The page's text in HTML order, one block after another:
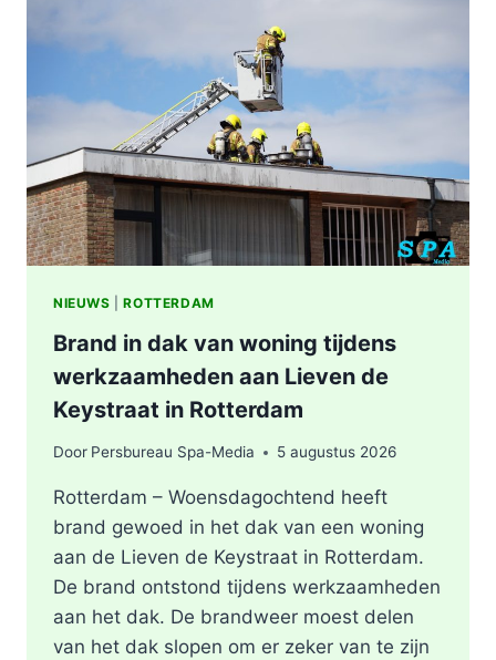
SENIORENFLAT
WATERTORENWEG
IN
ROTTERDAM
NIEUWS |ROTTERDAM
Brand in dak van woning tijdens
werkzaamheden aan Lieven de
Keystraat in Rotterdam
Door Persbureau Spa-Media 5 augustus 2026
Rotterdam – Woensdagochtend heeft
brand gewoed in het dak van een woning
aan de Lieven de Keystraat in Rotterdam.
De brand ontstond tijdens werkzaamheden
aan het dak. De brandweer moest delen
van het dak slopen om er zeker van te zijn